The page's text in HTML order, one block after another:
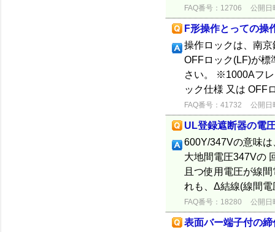
FAQ番号：12706 公開日
F形操作とっての操
操作ロックは、南
OFFロック(LF)が標
さい。 ※1000Aフ
ック仕様 又は OFF
FAQ番号：41732 公開日
UL登録遮断器の電
600Y/347Vの意味
大地間電圧347Vの
且つ使用電圧が線
れも、Δ結線(線間
FAQ番号：18280 公開日
表面バー端子付の締